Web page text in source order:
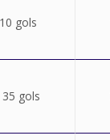
gols
gols